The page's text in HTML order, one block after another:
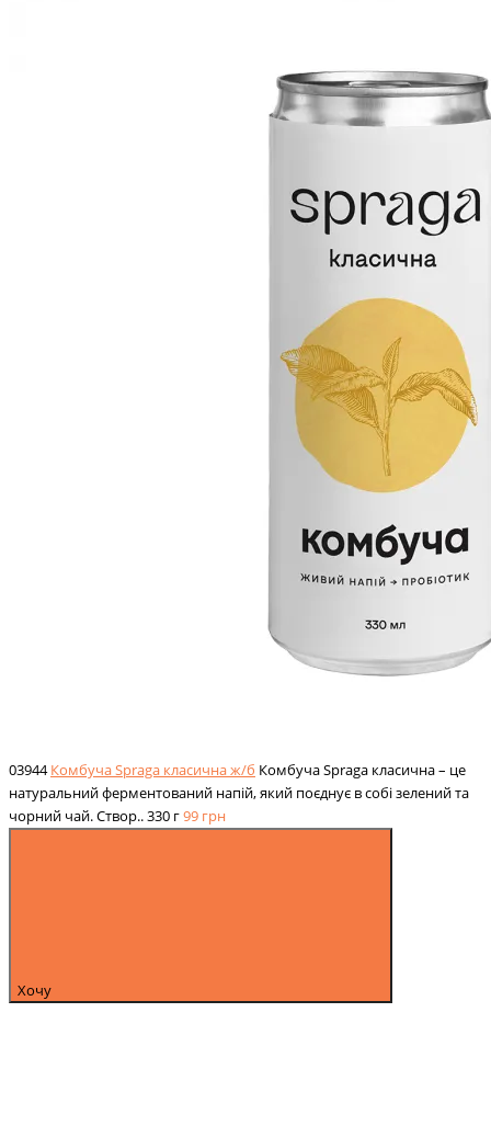
03944 Комбуча Spraga класична ж/б Комбуча Spraga класична – це
натуральний ферментований напій, який поєднує в собі зелений та
чорний чай. Створ..330 г99 грн
Хочу